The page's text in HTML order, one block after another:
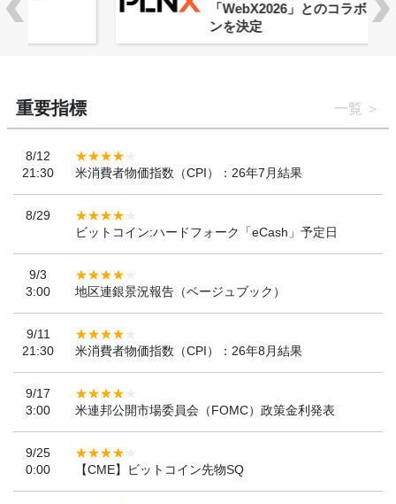
「WebX2026」とのコラボレーショ
重要指標 一覧
8/12
21:30
米消費者物価指数（CPI）：26年7月結果
8/29
ビットコイン:ハードフォーク「eCash」予定日
9/3
3:00
地区連銀景況報告（ベージュブック）
9/11
21:30
米消費者物価指数（CPI）：26年8月結果
9/17
3:00
米連邦公開市場委員会（FOMC）政策金利発表
9/25
0:00
【CME】ビットコイン先物SQ